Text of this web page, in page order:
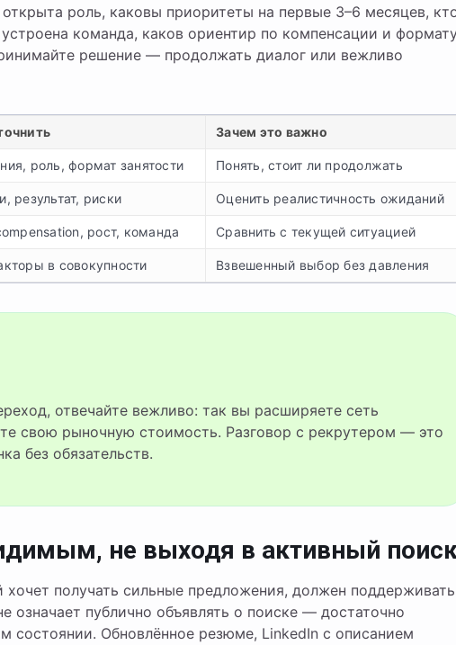
роль, каковы приоритеты на первые 3–6 месяцев,
команда, каков ориентир по компенсации и
решение — продолжать диалог или вежливо
Зачем это важно
роль, формат занятости Понять, стоит ли продолжать
результат, риски Оценить реалистичность ожиданий
рост, команда Сравнить с текущей ситуацией
в совокупности Взвешенный выбор без давления
свою рыночную стоимость. Разговор с рекрутером — это
без обязательств.
не выходя в активный
получать сильные предложения, должен поддерживать
означает публично объявлять о поиске — достаточно
состоянии. Обновлённое резюме, LinkedIn с описанием